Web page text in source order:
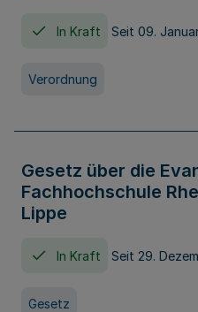
In Kraft Seit 09.
Verordnung
Gesetz über die
Fachhochschule
Lippe
In Kraft Seit 29.
Gesetz